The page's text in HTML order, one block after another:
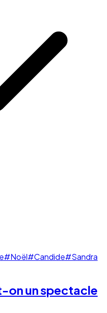
#Noël#Candide#Sandra
on un spectacle